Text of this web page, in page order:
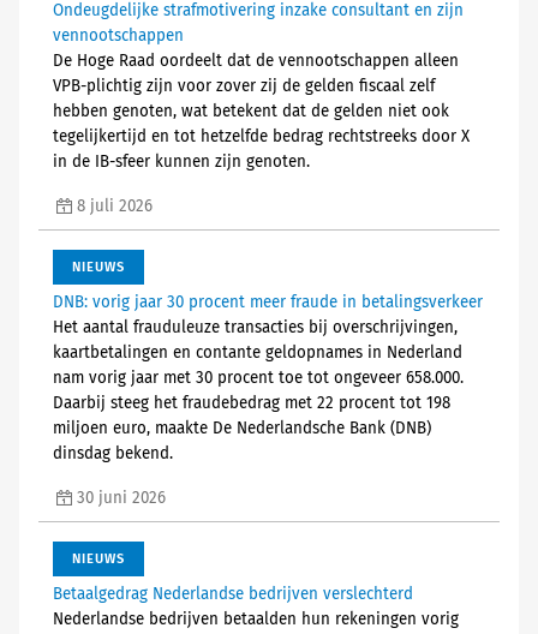
Ondeugdelijke strafmotivering inzake consultant en zijn
vennootschappen
De Hoge Raad oordeelt dat de vennootschappen alleen
VPB-plichtig zijn voor zover zij de gelden fiscaal zelf
hebben genoten, wat betekent dat de gelden niet ook
tegelijkertijd en tot hetzelfde bedrag rechtstreeks door X
in de IB-sfeer kunnen zijn genoten.
8 juli 2026
NIEUWS
DNB: vorig jaar 30 procent meer fraude in betalingsverkeer
Het aantal frauduleuze transacties bij overschrijvingen,
kaartbetalingen en contante geldopnames in Nederland
nam vorig jaar met 30 procent toe tot ongeveer 658.000.
Daarbij steeg het fraudebedrag met 22 procent tot 198
miljoen euro, maakte De Nederlandsche Bank (DNB)
dinsdag bekend.
30 juni 2026
NIEUWS
Betaalgedrag Nederlandse bedrijven verslechterd
Nederlandse bedrijven betaalden hun rekeningen vorig